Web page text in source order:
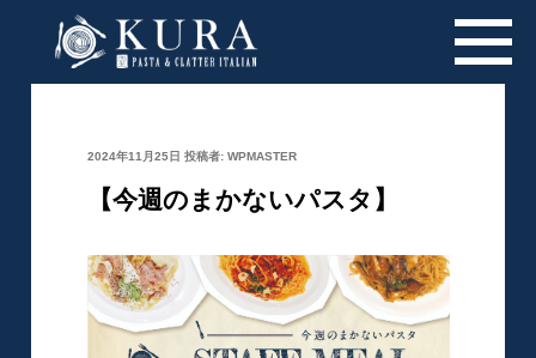
投
2024年11月25日 投稿者: WPMASTER
【今週のまかないパスタ】